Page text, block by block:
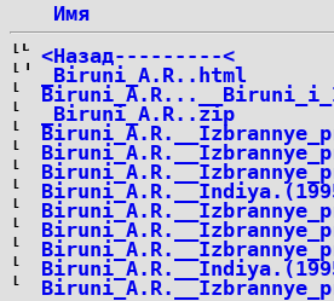
Имя
<Назад---------<
_Biruni_A.R..html
_Biruni_A.R..zip